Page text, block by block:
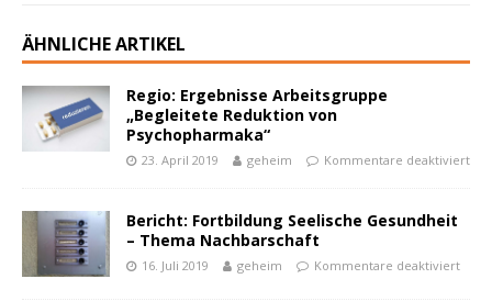
ÄHNLICHE ARTIKEL
Regio: Ergebnisse Arbeitsgruppe
„Begleitete Reduktion von
Psychopharmaka“
23. April 2019 geheim Kommentare deaktiviert
Bericht: Fortbildung Seelische Gesundheit
– Thema Nachbarschaft
16. Juli 2019 geheim Kommentare deaktiviert